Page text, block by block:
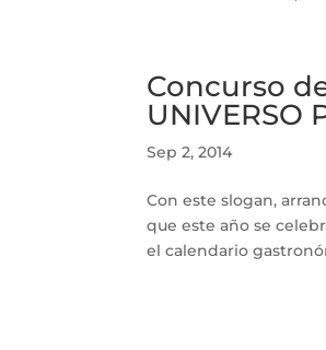
Concurso
UNIVERSO
Sep 2, 2014
Con este slogan,
que este año se
el calendario